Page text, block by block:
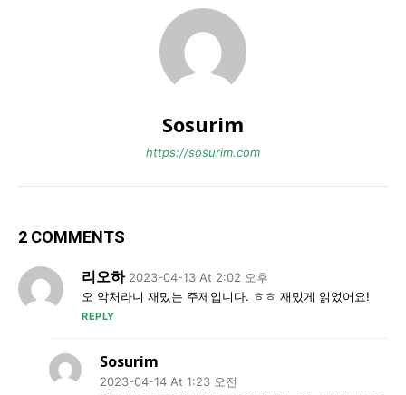
Sosurim
https://sosurim.com
2 COMMENTS
리오하 2023-04-13 At 2:02 오후
오 악처라니 재밌는 주제입니다. ㅎㅎ 재밌게 읽었어요!
REPLY
Sosurim
2023-04-14 At 1:23 오전